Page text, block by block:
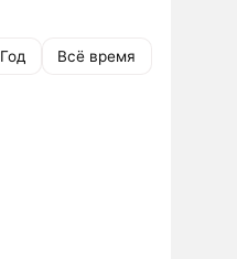
Год Всё время